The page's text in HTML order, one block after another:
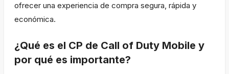
ofrecer una experiencia de compra segura, rápida y
económica.
¿Qué es el CP de Call of Duty Mobile y
por qué es importante?